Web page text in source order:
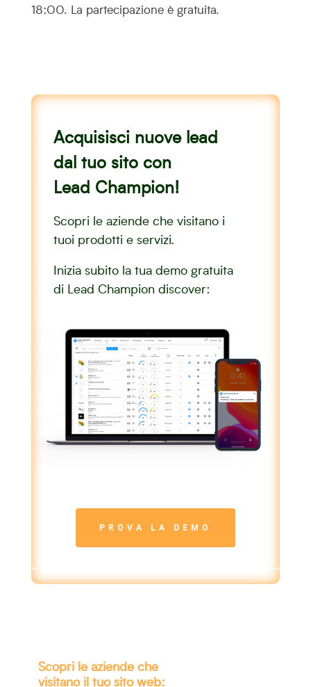
18:00. La partecipazione è gratuita.
Acquisisci nuove lead
dal tuo sito con
Lead Champion!
Scopri le aziende che visitano i
tuoi prodotti e servizi.
Inizia subito la tua demo gratuita
di Lead Champion discover:
PROVA LA DEMO
Scopri le aziende che
visitano il tuo sito web: